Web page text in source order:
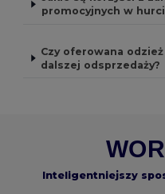
promocyjnych w
Czy oferowana
dalszej odsprzedaży?
Inteligentniejszy